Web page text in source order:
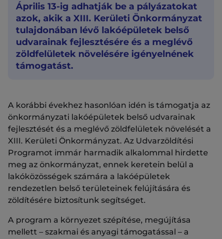
Április 13-ig adhatják be a pályázatokat
azok, akik a XIII. Kerületi Önkormányzat
tulajdonában lévő lakóépületek belső
udvarainak fejlesztésére és a meglévő
zöldfelületek növelésére igényelnének
támogatást.
A korábbi évekhez hasonlóan idén is támogatja az
önkormányzati lakóépületek belső udvarainak
fejlesztését és a meglévő zöldfelületek növelését a
XIII. Kerületi Önkormányzat. Az Udvarzöldítési
Programot immár harmadik alkalommal hirdette
meg az önkormányzat, ennek keretein belül a
lakóközösségek számára a lakóépületek
rendezetlen belső területeinek felújítására és
zöldítésére biztosítunk segítséget.
A program a környezet szépítése, megújítása
mellett – szakmai és anyagi támogatással – a